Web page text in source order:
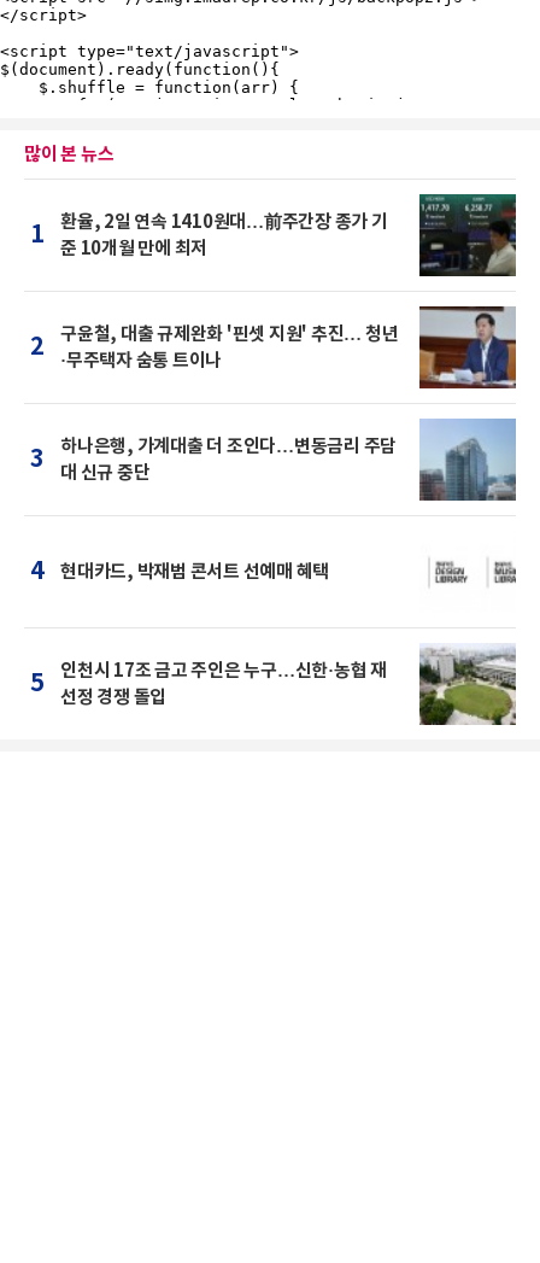
많이 본 뉴스
1
환율, 2일 연속 1410원대…前주간장 종가 기
준 10개월 만에 최저
2
구윤철, 대출 규제완화 '핀셋 지원' 추진… 청년
·무주택자 숨통 트이나
3
하나은행, 가계대출 더 조인다…변동금리 주담
대 신규 중단
4 현대카드, 박재범 콘서트 선예매 혜택
5
인천시 17조 금고 주인은 누구…신한·농협 재
선정 경쟁 돌입